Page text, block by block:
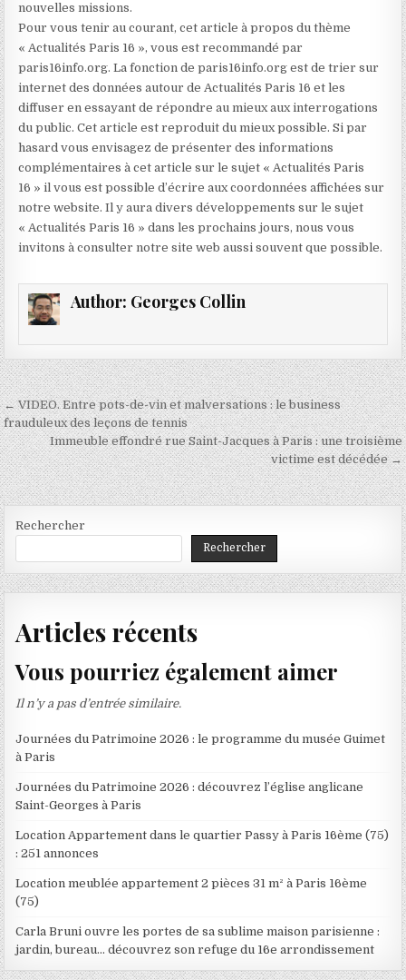
nouvelles missions.
Pour vous tenir au courant, cet article à propos du thème
« Actualités Paris 16 », vous est recommandé par
paris16info.org. La fonction de paris16info.org est de trier sur
internet des données autour de Actualités Paris 16 et les
diffuser en essayant de répondre au mieux aux interrogations
du public. Cet article est reproduit du mieux possible. Si par
hasard vous envisagez de présenter des informations
complémentaires à cet article sur le sujet « Actualités Paris
16 » il vous est possible d’écrire aux coordonnées affichées sur
notre website. Il y aura divers développements sur le sujet
« Actualités Paris 16 » dans les prochains jours, nous vous
invitons à consulter notre site web aussi souvent que possible.
Author: Georges Collin
Navigation
de
l’article
← VIDEO. Entre pots-de-vin et malversations : le business
frauduleux des leçons de tennis
Immeuble effondré rue Saint-Jacques à Paris : une troisième
victime est décédée →
Rechercher
Rechercher
Articles récents
Vous pourriez également aimer
Il n’y a pas d’entrée similaire.
Journées du Patrimoine 2026 : le programme du musée Guimet
à Paris
Journées du Patrimoine 2026 : découvrez l’église anglicane
Saint-Georges à Paris
Location Appartement dans le quartier Passy à Paris 16ème (75)
: 251 annonces
Location meublée appartement 2 pièces 31 m² à Paris 16ème
(75)
Carla Bruni ouvre les portes de sa sublime maison parisienne :
jardin, bureau… découvrez son refuge du 16e arrondissement